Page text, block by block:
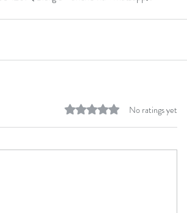
Rated 0 out of 5 stars.No ratings yet